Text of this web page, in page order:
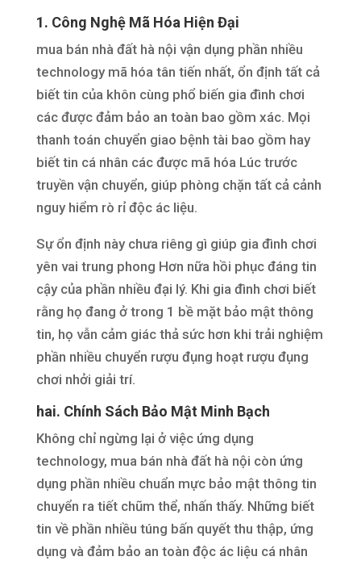
1. Công Nghệ Mã Hóa Hiện Đại
mua bán nhà đất hà nội vận dụng phần nhiều
technology mã hóa tân tiến nhất, ổn định tất cả
biết tin của khôn cùng phổ biến gia đình chơi
các được đảm bảo an toàn bao gồm xác. Mọi
thanh toán chuyển giao bệnh tài bao gồm hay
biết tin cá nhân các được mã hóa Lúc trước
truyền vận chuyển, giúp phòng chặn tất cả cảnh
nguy hiểm rò rỉ độc ác liệu.
Sự ổn định này chưa riêng gì giúp gia đình chơi
yên vai trung phong Hơn nữa hồi phục đáng tin
cậy của phần nhiều đại lý. Khi gia đình chơi biết
rằng họ đang ở trong 1 bề mặt bảo mật thông
tin, họ vẫn cảm giác thả sức hơn khi trải nghiệm
phần nhiều chuyển rượu đụng hoạt rượu đụng
chơi nhởi giải trí.
hai. Chính Sách Bảo Mật Minh Bạch
Không chỉ ngừng lại ở việc ứng dụng
technology, mua bán nhà đất hà nội còn ứng
dụng phần nhiều chuẩn mực bảo mật thông tin
chuyển ra tiết chũm thể, nhấn thấy. Những biết
tin về phần nhiều túng bấn quyết thu thập, ứng
dụng và đảm bảo an toàn độc ác liệu cá nhân